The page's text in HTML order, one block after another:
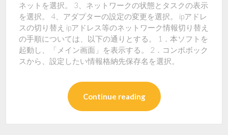
ネットを選択。 3、ネットワークの状態とタスクの表示
を選択。 4、アダプターの設定の変更を選択。 ipアドレ
スの切り替え ipアドレス等のネットワーク情報切り替え
の手順については、以下の通りとする。 1．本ソフトを
起動し、「メイン画面」を表示する。 2．コンボボック
スから、設定したい情報格納先保存名を選択。
Continue reading